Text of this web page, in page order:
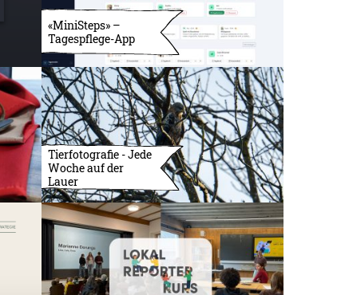
«MiniSteps» –
Tagespflege-App
Tierfotografie - Jede
Woche auf der
Lauer